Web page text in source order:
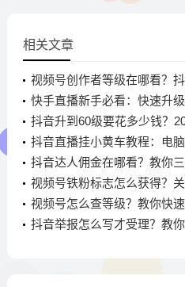
相关文章
视频号创作者等级在哪看？
快手直播新手必看：快速升
抖音升到60级要花多少钱？
抖音直播挂小黄车教程：电
点
抖音达人佣金在哪看？教你
视频号铁粉标志怎么获得？
视频号怎么查等级？教你快
抖音举报怎么写才受理？教